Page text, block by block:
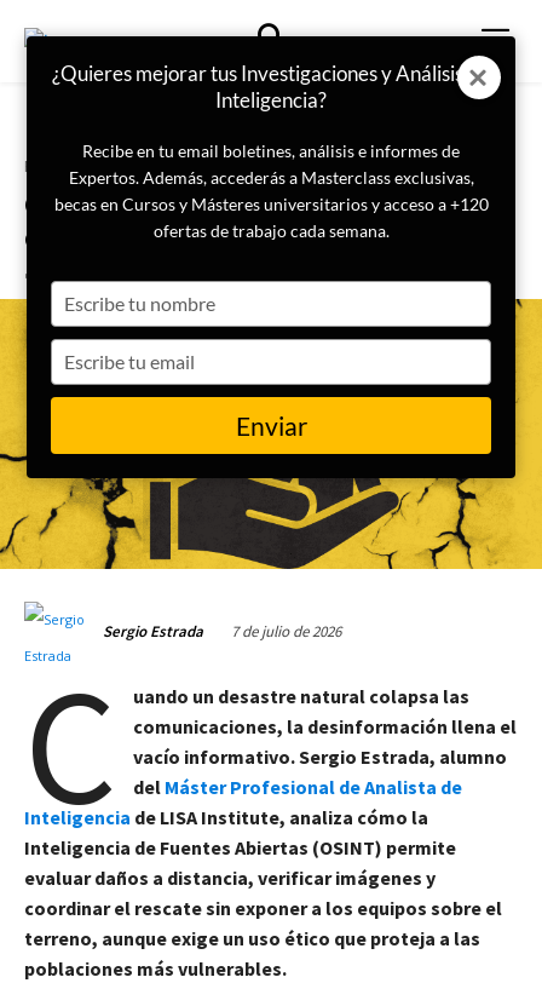
Portada
OSINT humanitario: el protocolo
digital para verificar catástrofes
sin arriesgar vidas
Sergio Estrada 7 de julio de 2026
C
uando un desastre natural colapsa las
comunicaciones, la desinformación llena el
vacío informativo. Sergio Estrada, alumno
del Máster Profesional de Analista de
Inteligencia de LISA Institute, analiza cómo la
Inteligencia de Fuentes Abiertas (OSINT) permite
evaluar daños a distancia, verificar imágenes y
coordinar el rescate sin exponer a los equipos sobre el
terreno, aunque exige un uso ético que proteja a las
poblaciones más vulnerables.
¿Quieres mejorar tus Investigaciones y Análisis de
Inteligencia?
Recibe en tu email boletines, análisis e informes de
Expertos. Además, accederás a Masterclass exclusivas,
becas en Cursos y Másteres universitarios y acceso a +120
ofertas de trabajo cada semana.
your
name
your
email
Enviar